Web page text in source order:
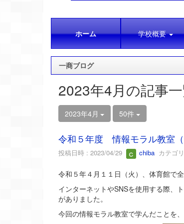
ホーム 学校概要
一商ブログ
2023年4月の記事
2023年4月 50件
令和５年度 情報モラル教室（
投稿日時 : 2023/04/29 chiba カテゴ
令和５年４月１１日（火）、体育館で
インターネットやSNSを使用する際、
がありました。
今回の情報モラル教室で学んだことを